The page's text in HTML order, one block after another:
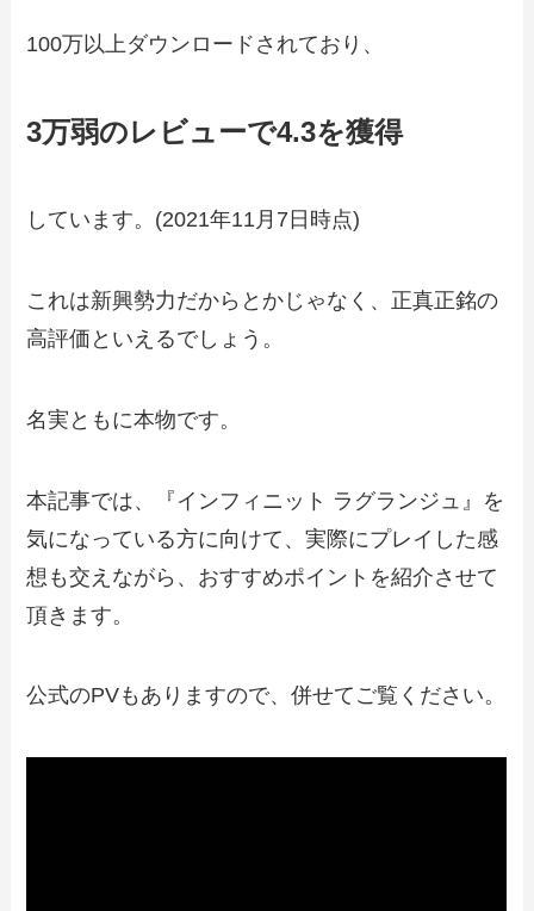
100万以上ダウンロードされており、
3万弱のレビューで4.3を獲得
しています。(2021年11月7日時点)
これは新興勢力だからとかじゃなく、正真正銘の
高評価といえるでしょう。
名実ともに本物です。
本記事では、『インフィニット ラグランジュ』を
気になっている方に向けて、実際にプレイした感
想も交えながら、おすすめポイントを紹介させて
頂きます。
公式のPVもありますので、併せてご覧ください。